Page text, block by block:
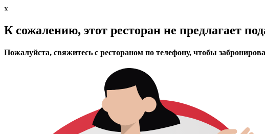
x
К сожалению, этот ресторан не предлагает
Пожалуйста, свяжитесь с рестораном по телефону, чтобы